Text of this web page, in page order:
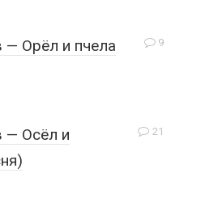
9
Орёл и пчела
21
— Осёл и